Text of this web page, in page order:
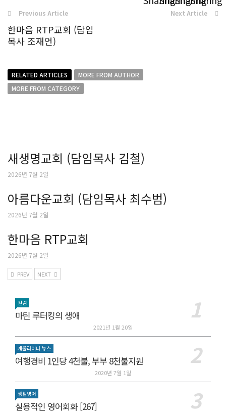
Previous Article
한마음 RTP교회 (담임
목사 조재언)
Next Article
RELATED ARTICLES
MORE FROM AUTHOR
MORE FROM CATEGORY
새생명교회 (담임목사 김철)
2026년 7월 2일
아름다운교회 (담임목사 최수범)
2026년 7월 2일
한마음 RTP교회
2026년 7월 2일
PREV NEXT
컬럼
마틴 루터킹의 생애
2021년 1월 20일
캐롤라이나 뉴스
여행경비 1인당 4천불, 부부 8천불지원
2020년 7월 1일
생활영어
실용적인 영어회화 [267]